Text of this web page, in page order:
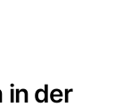
in der